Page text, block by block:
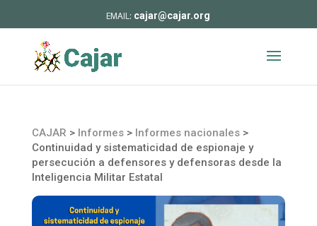
cajar@cajar.org
CAJAR > Informes> Informes nacionales>
Continuidad y sistematicidad de espionaje y
persecución a defensores y defensoras desde la
Inteligencia Militar Estatal